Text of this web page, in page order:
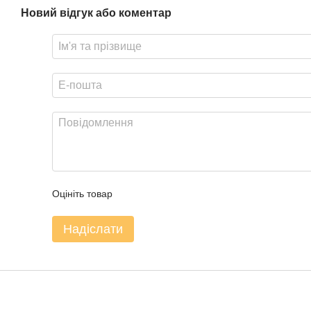
Новий відгук або коментар
Оцініть товар
Надіслати